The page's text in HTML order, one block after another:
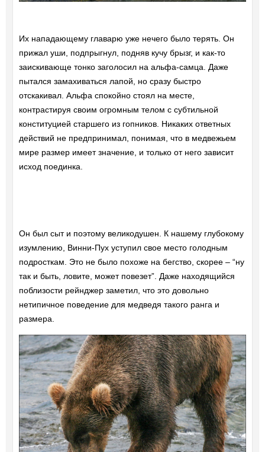
Их нападающему главарю уже нечего было терять. Он
прижал уши, подпрыгнул, подняв кучу брызг, и как-то
заискивающе тонко заголосил на альфа-самца. Даже
пытался замахиваться лапой, но сразу быстро
отскакивал. Альфа спокойно стоял на месте,
контрастируя своим огромным телом с субтильной
конституцией старшего из гопников. Никаких ответных
действий не предпринимал, понимая, что в медвежьем
мире размер имеет значение, и только от него зависит
исход поединка.
Он был сыт и поэтому великодушен. К нашему глубокому
изумлению, Винни-Пух уступил свое место голодным
подросткам. Это не было похоже на бегство, скорее – “ну
так и быть, ловите, может повезет”. Даже находящийся
поблизости рейнджер заметил, что это довольно
нетипичное поведение для медведя такого ранга и
размера.